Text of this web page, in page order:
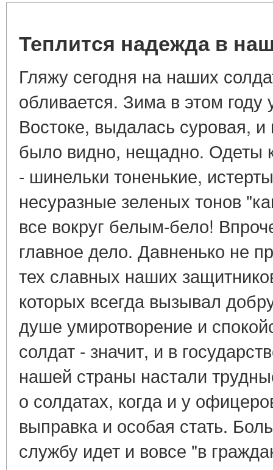
Теплится надежда в
Гляжу сегодня на наших
обливается. Зима в этом
Востоке, выдалась суровая,
было видно, нещадно. Одеты
- шинельки тоненькие,
несуразные зеленых тонов
все вокруг белым-бело!
главное дело. Давненько не
тех славных наших
которых всегда вызывал
душе умиротворение и
солдат - значит, и в
нашей страны настали
о солдатах, когда и у
выправка и особая стать.
службу идет и вовсе "в